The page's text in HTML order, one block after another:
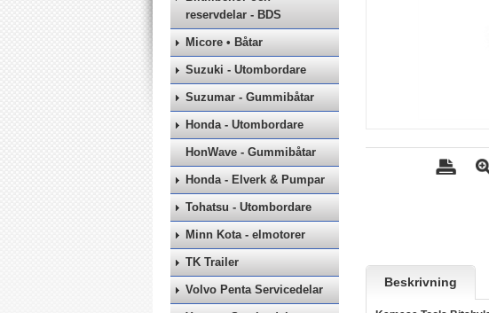
reservdelar - BDS
Micore • Båtar
Suzuki - Utombordare
Suzumar - Gummibåtar
Honda - Utombordare
HonWave - Gummibåtar
Honda - Elverk & Pumpar
Tohatsu - Utombordare
Minn Kota - elmotorer
TK Trailer
Volvo Penta Servicedelar
Beskrivning